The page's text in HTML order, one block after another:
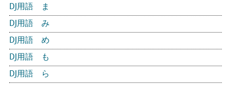
DJ用語 ま
DJ用語 み
DJ用語 め
DJ用語 も
DJ用語 ら